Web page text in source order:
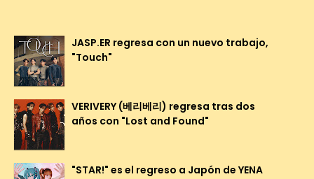
JASP.ER regresa con un nuevo trabajo,
"Touch"
VERIVERY (베리베리) regresa tras dos
años con "Lost and Found"
"STAR!" es el regreso a Japón de YENA